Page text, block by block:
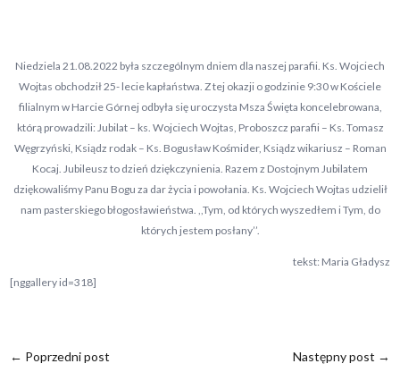
Niedziela 21.08.2022 była szczególnym dniem dla naszej parafii. Ks. Wojciech
Wojtas obchodził 25- lecie kapłaństwa. Z tej okazji o godzinie 9:30 w Kościele
filialnym w Harcie Górnej odbyła się uroczysta Msza Święta koncelebrowana,
którą prowadzili: Jubilat – ks. Wojciech Wojtas, Proboszcz parafii – Ks. Tomasz
Węgrzyński, Ksiądz rodak – Ks. Bogusław Kośmider, Ksiądz wikariusz – Roman
Kocaj. Jubileusz to dzień dziękczynienia. Razem z Dostojnym Jubilatem
dziękowaliśmy Panu Bogu za dar życia i powołania. Ks. Wojciech Wojtas udzielił
nam pasterskiego błogosławieństwa. ,,Tym, od których wyszedłem i Tym, do
których jestem posłany’’.
tekst: Maria Gładysz
[nggallery id=318]
← Poprzedni post Następny post →